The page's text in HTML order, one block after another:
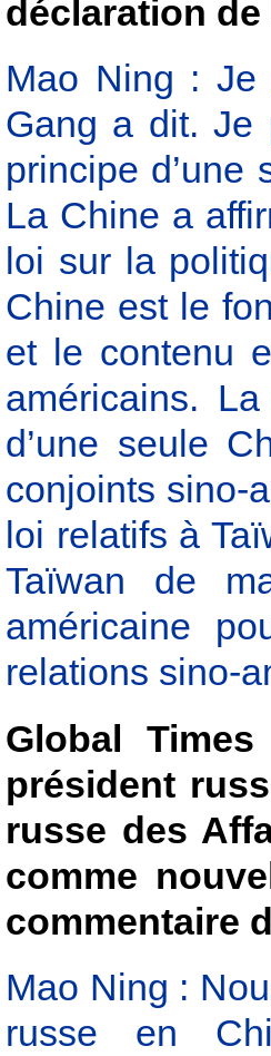
déclaration de
Mao Ning : Je
Gang a dit. Je
principe d’une
La Chine a
loi sur la
Chine est le
et le contenu
américains.
d’une seule
conjoints sino-
loi relatifs à
Taïwan de
américaine
relations sino-
Global
président
russe des
comme
commentaire
Mao Ning :
russe en